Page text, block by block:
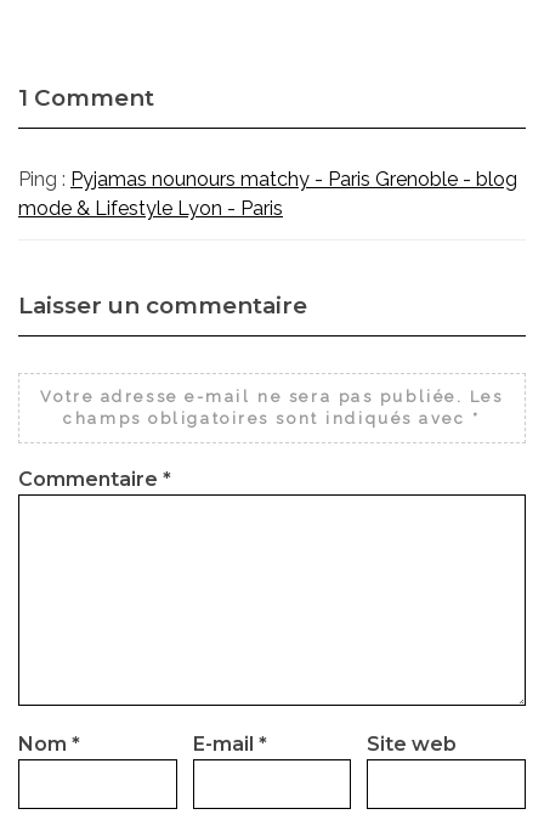
1 Comment
Ping : Pyjamas nounours matchy - Paris Grenoble - blog
mode & Lifestyle Lyon - Paris
Laisser un commentaire
Votre adresse e-mail ne sera pas publiée. Les
champs obligatoires sont indiqués avec *
Commentaire *
Nom * E-mail * Site web